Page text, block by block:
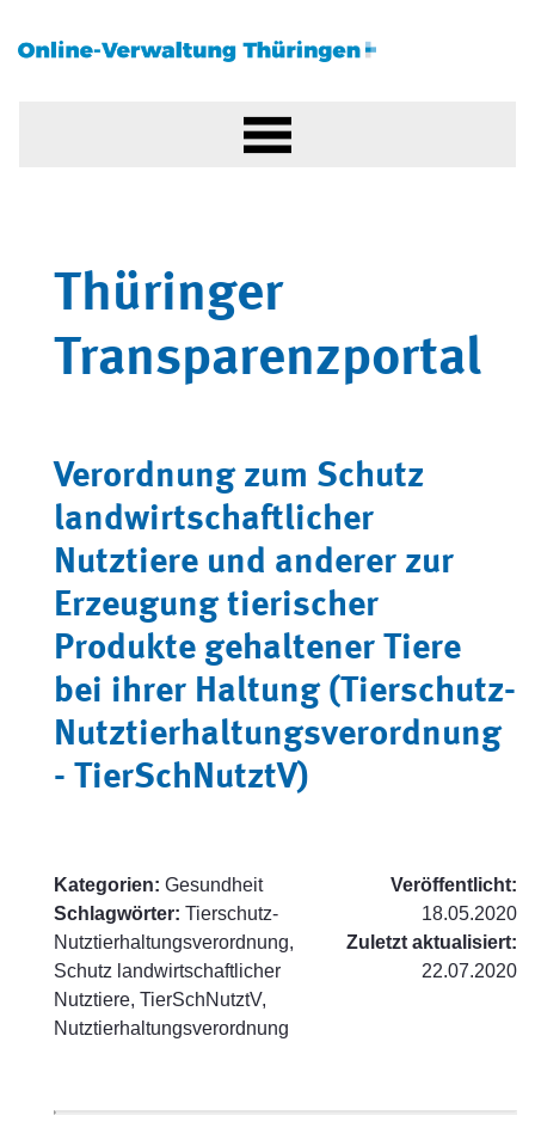
Thüringer
Transparenzportal
Verordnung zum Schutz
landwirtschaftlicher
Nutztiere und anderer zur
Erzeugung tierischer
Produkte gehaltener Tiere
bei ihrer Haltung (Tierschutz-
Nutztierhaltungsverordnung
- TierSchNutztV)
Kategorien: Gesundheit
Schlagwörter: Tierschutz-
Nutztierhaltungsverordnung,
Schutz landwirtschaftlicher
Nutztiere, TierSchNutztV,
Nutztierhaltungsverordnung
Veröffentlicht:
18.05.2020
Zuletzt aktualisiert:
22.07.2020